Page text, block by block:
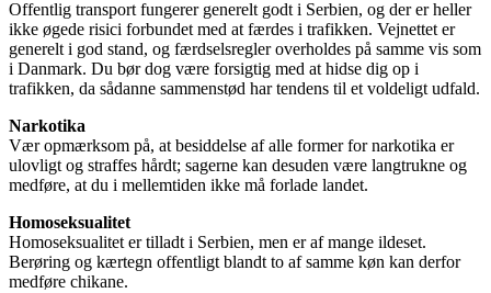
Offentlig transport fungerer generelt godt i Serbien, og der er heller
ikke øgede risici forbundet med at færdes i trafikken. Vejnettet er
generelt i god stand, og færdselsregler overholdes på samme vis som
i Danmark. Du bør dog være forsigtig med at hidse dig op i
trafikken, da sådanne sammenstød har tendens til et voldeligt udfald.
Narkotika
Vær opmærksom på, at besiddelse af alle former for narkotika er
ulovligt og straffes hårdt; sagerne kan desuden være langtrukne og
medføre, at du i mellemtiden ikke må forlade landet.
Homoseksualitet
Homoseksualitet er tilladt i Serbien, men er af mange ildeset.
Berøring og kærtegn offentligt blandt to af samme køn kan derfor
medføre chikane.